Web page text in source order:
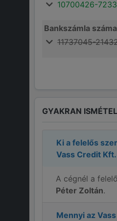
10700426-
Bankszámla száma
11737045-
GYAKRAN
Ki a felelős
Vass Credit Kft.
A cégnél a
Péter Zoltán.
Mennyi az